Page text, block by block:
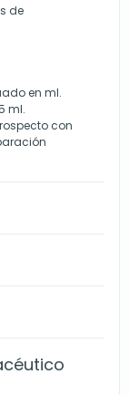
de
en ml.
ml.
con